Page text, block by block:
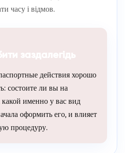
часу і відмов.
действия хорошо
состоите ли вы на
какой именно у вас вид
оформить его, и влияет
процедуру.